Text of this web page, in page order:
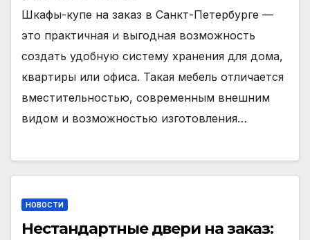
Шкафы-купе на заказ в Санкт-Петербурге —
это практичная и выгодная возможность
создать удобную систему хранения для дома,
квартиры или офиса. Такая мебель отличается
вместительностью, современным внешним
видом и возможностью изготовления…
НОВОСТИ
Нестандартные двери на заказ: